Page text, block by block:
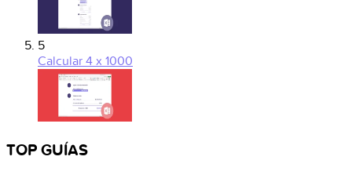
5
Calcular 4 x 1000
TOP GUÍAS